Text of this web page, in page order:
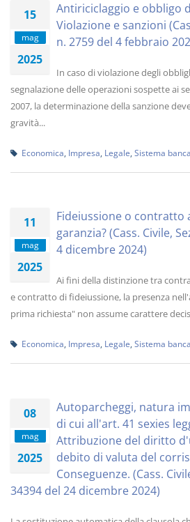
15
mag
2025
Antiriciclaggio e obbligo
Violazione e sanzioni
n. 2759 del 4 febbraio
In caso di violazione degli
segnalazione delle operazioni sospette ai
2007, la determinazione della sanzione
gravità...
Economica Impresa Legale Sistema
11
mag
2025
Fideiussione o contratto
garanzia? (Cass. Civile,
4 dicembre 2024)
Ai fini della distinzione tra
e contratto di fideiussione, la presenza
prima richiesta" non assume carattere
Economica Impresa Legale Sistema
08
mag
2025
Autoparcheggi, natura
di cui all'art. 41 sexies
Attribuzione del diritto
debito di valuta del
Conseguenze. (Cass.
34394 del 24 dicembre 2024)